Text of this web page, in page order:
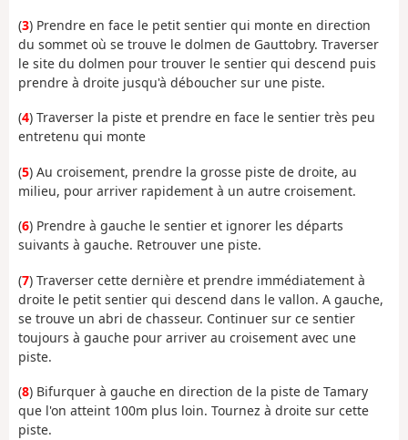
(3) Prendre en face le petit sentier qui monte en direction
du sommet où se trouve le dolmen de Gauttobry. Traverser
le site du dolmen pour trouver le sentier qui descend puis
prendre à droite jusqu'à déboucher sur une piste.
(4) Traverser la piste et prendre en face le sentier très peu
entretenu qui monte
(5) Au croisement, prendre la grosse piste de droite, au
milieu, pour arriver rapidement à un autre croisement.
(6) Prendre à gauche le sentier et ignorer les départs
suivants à gauche. Retrouver une piste.
(7) Traverser cette dernière et prendre immédiatement à
droite le petit sentier qui descend dans le vallon. A gauche,
se trouve un abri de chasseur. Continuer sur ce sentier
toujours à gauche pour arriver au croisement avec une
piste.
(8) Bifurquer à gauche en direction de la piste de Tamary
que l'on atteint 100m plus loin. Tournez à droite sur cette
piste.